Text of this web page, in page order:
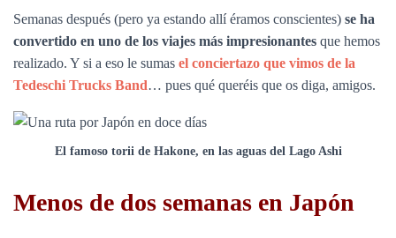
Semanas después (pero ya estando allí éramos conscientes) se ha
convertido en uno de los viajes más impresionantes que hemos
realizado. Y si a eso le sumas el conciertazo que vimos de la
Tedeschi Trucks Band… pues qué queréis que os diga, amigos.
El famoso torii de Hakone, en las aguas del Lago Ashi
Menos de dos semanas en Japón